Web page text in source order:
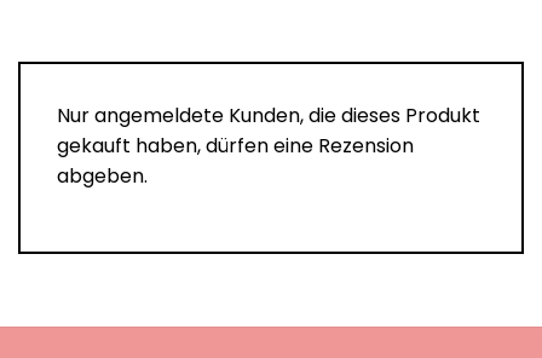
Nur angemeldete Kunden, die dieses Produkt
gekauft haben, dürfen eine Rezension
abgeben.